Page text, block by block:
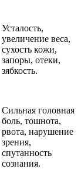
Усталость,
увеличение веса,
сухость кожи,
запоры, отеки,
зябкость.
Сильная головная
боль, тошнота,
рвота, нарушение
зрения,
спутанность
сознания.